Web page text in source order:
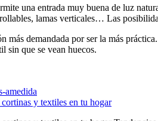
una entrada muy buena de luz
lamas verticales… Las
más demandada por ser la más
sin que se vean huecos.
y textiles en tu hogar